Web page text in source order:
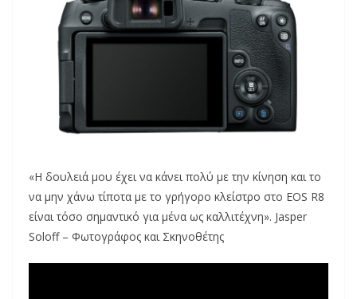
«Η δουλειά μου έχει να κάνει πολύ με την κίνηση και το
να μην χάνω τίποτα με το γρήγορο κλείστρο στο EOS R8
είναι τόσο σημαντικό για μένα ως καλλιτέχνη». Jasper
Soloff – Φωτογράφος και Σκηνοθέτης